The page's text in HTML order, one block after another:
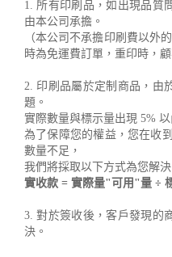
1. 所有印刷品，如出現品質
由本公司承擔。
（本公司不承擔印刷費以外
時為免運費訂單，重印時，
2. 印刷品屬於定制商品，由
題。
實際數量與標示量出現 5%
為了保障您的權益，您在收
數量不足，
我們將採取以下方式為您解決
實收款 = 實際量"可用"量 ÷
3. 對於簽收後，客戶發現的
決。